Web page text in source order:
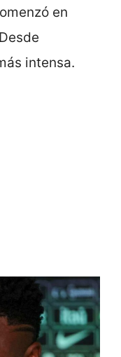
en
intensa.